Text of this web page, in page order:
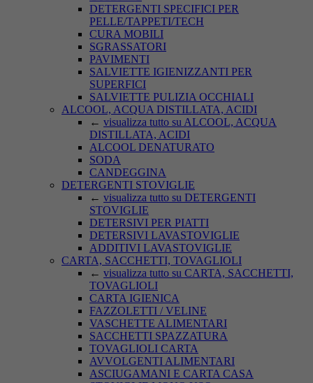
DETERGENTI SPECIFICI PER
PELLE/TAPPETI/TECH
CURA MOBILI
SGRASSATORI
PAVIMENTI
SALVIETTE IGIENIZZANTI PER
SUPERFICI
SALVIETTE PULIZIA OCCHIALI
ALCOOL, ACQUA DISTILLATA, ACIDI
← visualizza tutto su ALCOOL, ACQUA
DISTILLATA, ACIDI
ALCOOL DENATURATO
SODA
CANDEGGINA
DETERGENTI STOVIGLIE
← visualizza tutto su DETERGENTI
STOVIGLIE
DETERSIVI PER PIATTI
DETERSIVI LAVASTOVIGLIE
ADDITIVI LAVASTOVIGLIE
CARTA, SACCHETTI, TOVAGLIOLI
← visualizza tutto su CARTA, SACCHETTI,
TOVAGLIOLI
CARTA IGIENICA
FAZZOLETTI / VELINE
VASCHETTE ALIMENTARI
SACCHETTI SPAZZATURA
TOVAGLIOLI CARTA
AVVOLGENTI ALIMENTARI
ASCIUGAMANI E CARTA CASA